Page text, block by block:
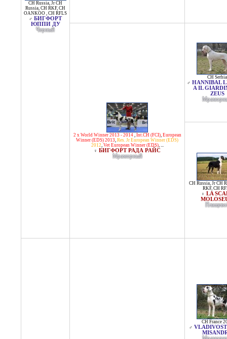
CH Russia, Jr CH
Russia, CH RKF, CH
OANKOO , CH RFLS
♂ БИГФОРТ
ЮППИ ДУ
Черный
2 x World Winner 2013 - 2014, Int.CH (FCI), European
Winner (EDS) 2013, Res. Jr European Winner (EDS)
2012, Vet European Winner (EDS), ...
♀ БИГФОРТ РАДА РАЙС
Мраморный
CH Serbia
♂ HANNIBAL
A IL
ZEUS
CH Russia, Jr CH
RKF, CH
♀ LA
CH France
♂